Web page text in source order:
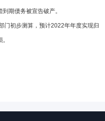
期债务被宣告破产。
门初步测算，预计2022年年度实现归